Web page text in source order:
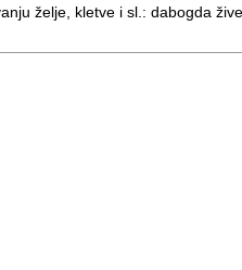
želje, kletve i sl.: dabogda